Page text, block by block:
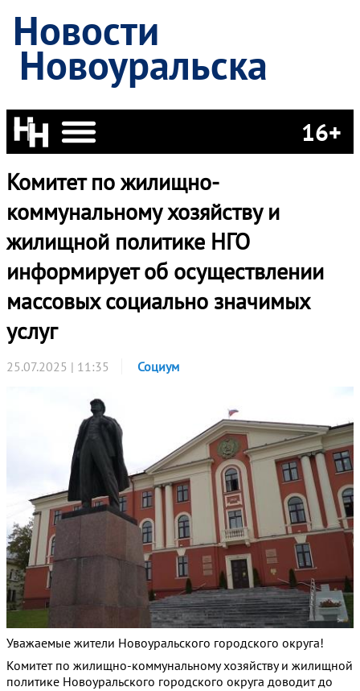
Новости
Новоуральска
16+
Комитет по жилищно-
коммунальному хозяйству и
жилищной политике НГО
информирует об осуществлении
массовых социально значимых
услуг
25.07.2025 | 11:35 Социум
Уважаемые жители Новоуральского городского округа!
Комитет по жилищно-коммунальному хозяйству и жилищной
политике Новоуральского городского округа доводит до